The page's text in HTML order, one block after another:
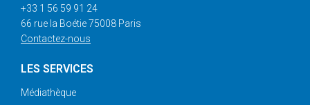
+33 1 56 59 91 24
66 rue la Boétie 75008 Paris
Contactez-nous
LES SERVICES
Médiathèque